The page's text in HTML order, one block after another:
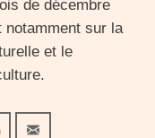
de décembre
notamment sur la
et le